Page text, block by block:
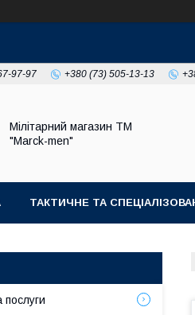
97-97 +380 (73) 505-13-13
Мілітарний магазин ТМ
"Marck-men"
ТАКТИЧНЕ ТА
послуги